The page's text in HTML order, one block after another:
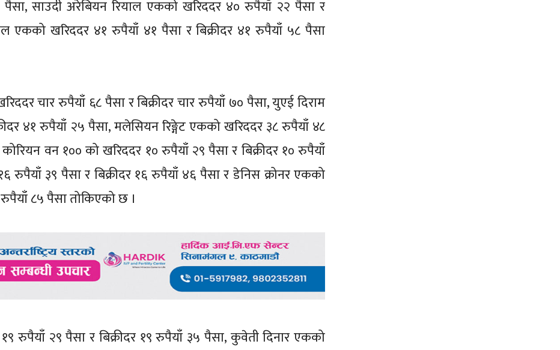
साउदी अरेबियन रियाल एकको खरिददर ४० रुपैयाँ २२ पैसा र
एकको खरिददर ४१ रुपैयाँ ४१ पैसा र बिक्रीदर ४१ रुपैयाँ ५८ पैसा
चार रुपैयाँ ६८ पैसा र बिक्रीदर चार रुपैयाँ ७० पैसा, युएई दिराम
४१ रुपैयाँ २५ पैसा, मलेसियन रिङ्गेट एकको खरिददर ३८ रुपैयाँ ४८
वन १०० को खरिददर १० रुपैयाँ २९ पैसा र बिक्रीदर १० रुपैयाँ
रुपैयाँ ३९ पैसा र बिक्रीदर १६ रुपैयाँ ४६ पैसा र डेनिस क्रोनर एकको
८५ पैसा तोकिएको छ ।
रुपैयाँ २९ पैसा र बिक्रीदर १९ रुपैयाँ ३५ पैसा, कुवेती दिनार एकको